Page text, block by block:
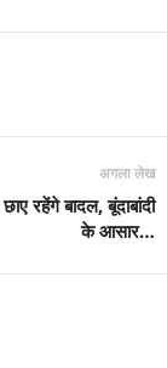
अगला लेख
रहेंगे बादल, बूंदाबांदी
के आसार…